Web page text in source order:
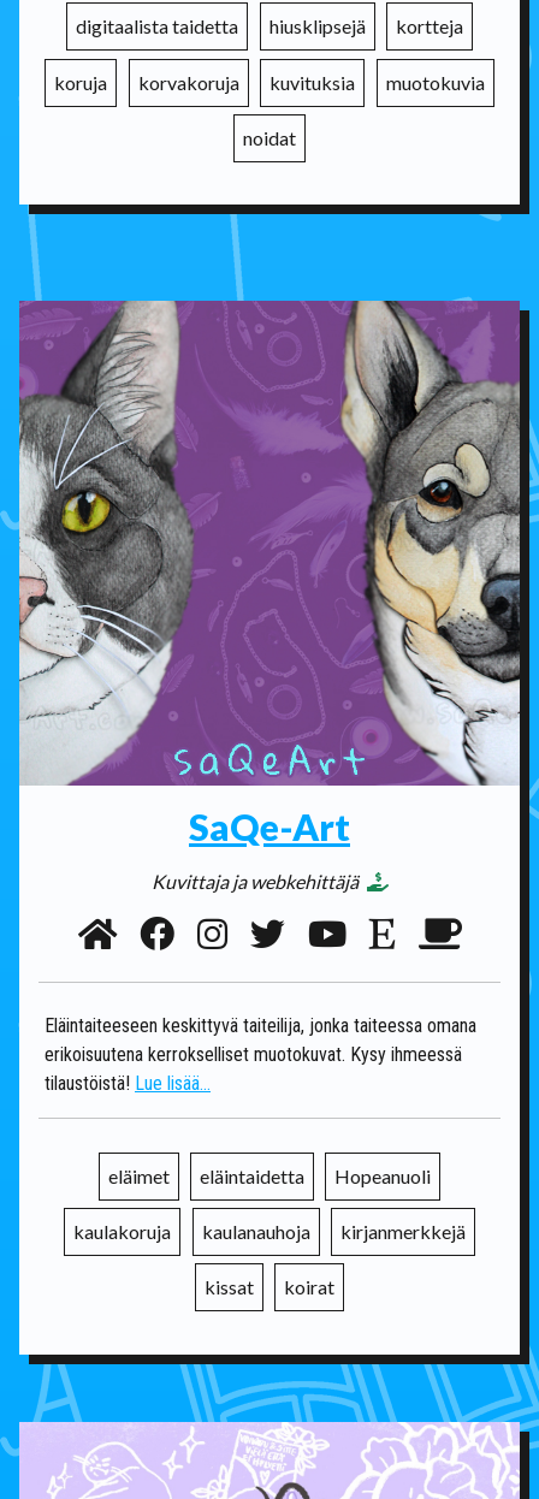
digitaalista taidetta hiusklipsejä kortteja
koruja korvakoruja kuvituksia muotokuvia
noidat
SaQe-Art
Kuvittaja ja webkehittäjä
Eläintaiteeseen keskittyvä taiteilija, jonka taiteessa omana
erikoisuutena kerrokselliset muotokuvat. Kysy ihmeessä
tilaustöistä! Lue lisää...
eläimet eläintaidetta Hopeanuoli
kaulakoruja kaulanauhoja kirjanmerkkejä
kissat koirat